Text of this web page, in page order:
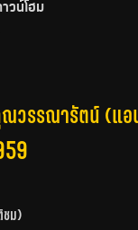
วน์โฮม
วรรณารัตน์ (แ
ชม)